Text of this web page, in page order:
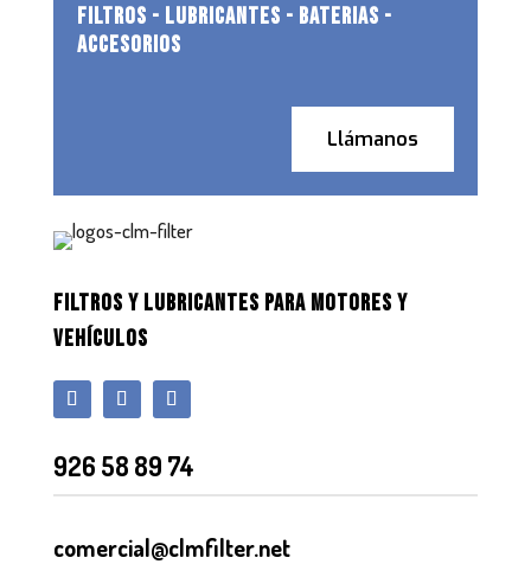
FILTROS - LUBRICANTES - BATERIAS -
ACCESORIOS
Llámanos
FILTROS Y LUBRICANTES PARA MOTORES Y
VEHÍCULOS
926 58 89 74
comercial@clmfilter.net